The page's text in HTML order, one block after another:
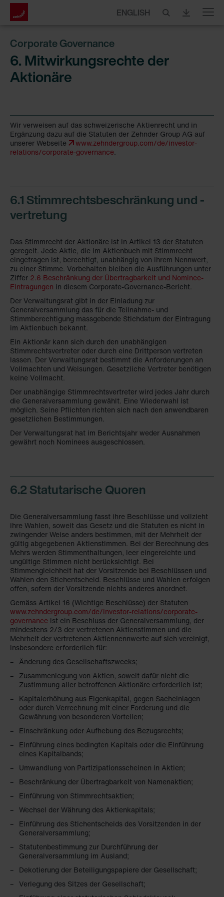
ENGLISH Menu
Corporate Governance
6. Mitwirkungsrechte der
Aktionäre
Wir verweisen auf das schweizerische Aktienrecht und in
Ergänzung dazu auf die Statuten der Zehnder Group AG auf
unserer Webseite
www.zehndergroup.com/de/investor-
relations/corporate-governance.
6.1 Stimmrechtsbeschränkung und -
vertretung
Das Stimmrecht der Aktionäre ist in Artikel 13 der Statuten
geregelt. Jede Aktie, die im Aktienbuch mit Stimmrecht
eingetragen ist, berechtigt, unabhängig von ihrem Nennwert,
zu einer Stimme. Vorbehalten bleiben die Ausführungen unter
Ziffer 2.6 Beschränkung der Übertragbarkeit und Nominee-
Eintragungen in diesem Corporate-Governance-Bericht.
Der Verwaltungsrat gibt in der Einladung zur
Generalversammlung das für die Teilnahme- und
Stimmberechtigung massgebende Stichdatum der Eintragung
im Aktienbuch bekannt.
Ein Aktionär kann sich durch den unabhängigen
Stimmrechtsvertreter oder durch eine Drittperson vertreten
lassen. Der Verwaltungsrat bestimmt die Anforderungen an
Vollmachten und Weisungen. Gesetzliche Vertreter benötigen
keine Vollmacht.
Der unabhängige Stimmrechtsvertreter wird jedes Jahr durch
die Generalversammlung gewählt. Eine Wiederwahl ist
möglich. Seine Pflichten richten sich nach den anwendbaren
gesetzlichen Bestimmungen.
Der Verwaltungsrat hat im Berichtsjahr weder Ausnahmen
gewährt noch Nominees ausgeschlossen.
6.2 Statutarische Quoren
Die Generalversammlung fasst ihre Beschlüsse und vollzieht
ihre Wahlen, soweit das Gesetz und die Statuten es nicht in
zwingender Weise anders bestimmen, mit der Mehrheit der
gültig abgegebenen Aktienstimmen. Bei der Berechnung des
Mehrs werden Stimmenthaltungen, leer eingereichte und
ungültige Stimmen nicht berücksichtigt. Bei
Stimmengleichheit hat der Vorsitzende bei Beschlüssen und
Wahlen den Stichentscheid. Beschlüsse und Wahlen erfolgen
offen, sofern der Vorsitzende nichts anderes anordnet.
Gemäss Artikel 16 (Wichtige Beschlüsse) der Statuten
www.zehndergroup.com/de/investor-relations/corporate-
governance ist ein Beschluss der Generalversammlung, der
mindestens 2/3 der vertretenen Aktienstimmen und die
Mehrheit der vertretenen Aktiennennwerte auf sich vereinigt,
insbesondere erforderlich für:
Änderung des Gesellschaftszwecks;
Zusammenlegung von Aktien, soweit dafür nicht die
Zustimmung aller betroffenen Aktionäre erforderlich ist;
Kapitalerhöhung aus Eigenkapital, gegen Sacheinlagen
oder durch Verrechnung mit einer Forderung und die
Gewährung von besonderen Vorteilen;
Einschränkung oder Aufhebung des Bezugsrechts;
Einführung eines bedingten Kapitals oder die Einführung
eines Kapitalbands;
Umwandlung von Partizipationsscheinen in Aktien;
Beschränkung der Übertragbarkeit von Namenaktien;
Einführung von Stimmrechtsaktien;
Wechsel der Währung des Aktienkapitals;
Einführung des Stichentscheids des Vorsitzenden in der
Generalversammlung;
Statutenbestimmung zur Durchführung der
Generalversammlung im Ausland;
Dekotierung der Beteiligungspapiere der Gesellschaft;
Verlegung des Sitzes der Gesellschaft;